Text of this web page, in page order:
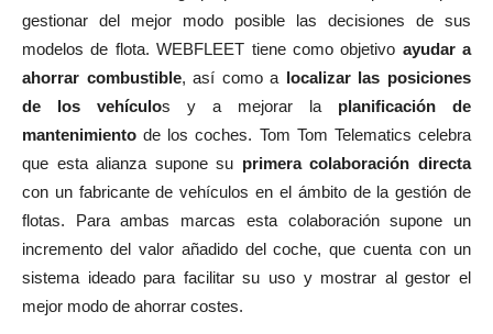
gestionar del mejor modo posible las decisiones de sus
modelos de flota. WEBFLEET tiene como objetivo ayudar a
ahorrar combustible, así como a localizar las posiciones
de los vehículos y a mejorar la planificación de
mantenimiento de los coches. Tom Tom Telematics celebra
que esta alianza supone su primera colaboración directa
con un fabricante de vehículos en el ámbito de la gestión de
flotas. Para ambas marcas esta colaboración supone un
incremento del valor añadido del coche, que cuenta con un
sistema ideado para facilitar su uso y mostrar al gestor el
mejor modo de ahorrar costes.